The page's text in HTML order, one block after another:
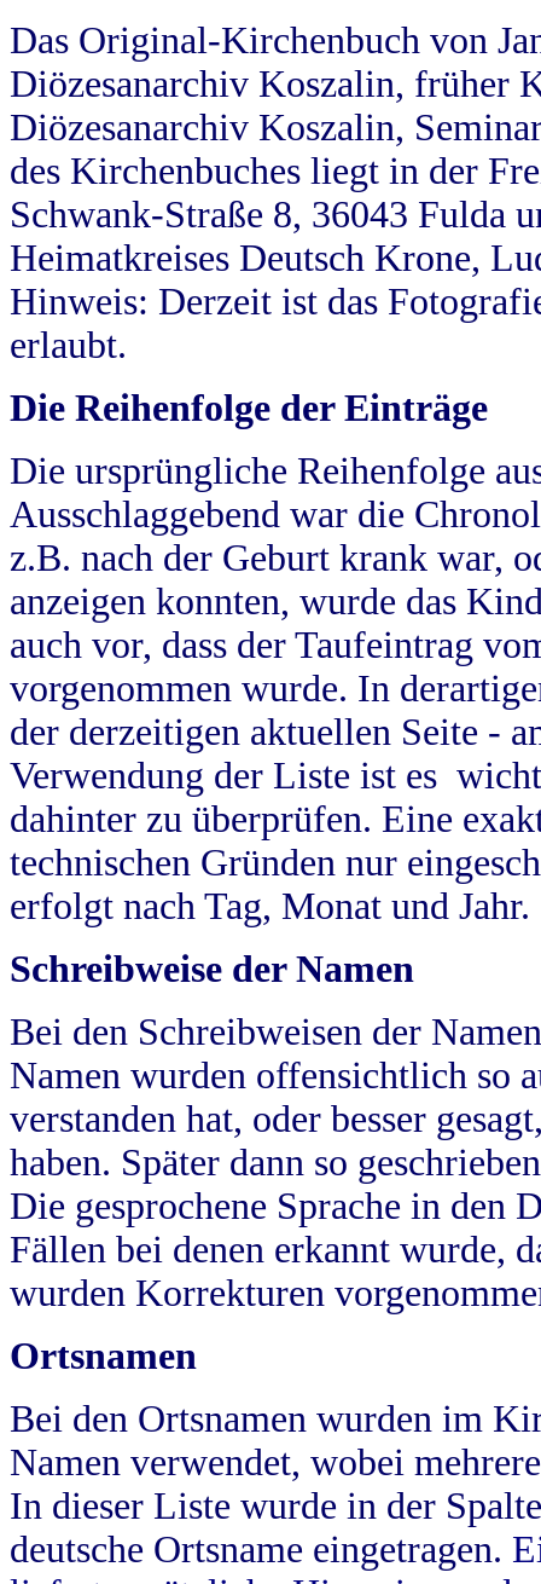
Das Original-Kirchenbuch von
Diözesanarchiv Koszalin, früher
Diözesanarchiv Koszalin,
des Kirchenbuches liegt in der
Schwank-Straße 8, 36043 Fulda
Heimatkreises Deutsch Krone,
Hinweis: Derzeit ist das
erlaubt.
Die Reihenfolge der Einträge
Die ursprüngliche Reihenfolge
Ausschlaggebend war die
z.B. nach der Geburt krank war,
anzeigen konnten, wurde das
auch vor, dass der Taufeintrag
vorgenommen wurde. In
der derzeitigen aktuellen Seite -
Verwendung der Liste ist es
dahinter zu überprüfen. Eine
technischen Gründen nur
erfolgt nach Tag, Monat und Jahr.
Schreibweise der Namen
Bei den Schreibweisen der
Namen wurden offensichtlich so
verstanden hat, oder besser
haben. Später dann so
Die gesprochene Sprache in
Fällen bei denen erkannt wurde,
wurden Korrekturen
Ortsnamen
Bei den Ortsnamen wurden im
Namen verwendet, wobei
In dieser Liste wurde in der
deutsche Ortsname eingetragen.